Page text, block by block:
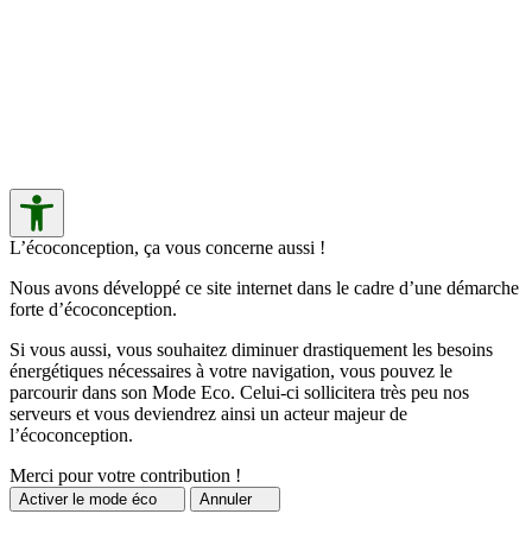
L’écoconception, ça vous concerne aussi !
Nous avons développé ce site internet dans le cadre d’une démarche
forte d’écoconception.
Si vous aussi, vous souhaitez diminuer drastiquement les besoins
énergétiques nécessaires à votre navigation, vous pouvez le
parcourir dans son Mode Eco. Celui-ci sollicitera très peu nos
serveurs et vous deviendrez ainsi un acteur majeur de
l’écoconception.
Merci pour votre contribution !
Activerle mode éco Annuler